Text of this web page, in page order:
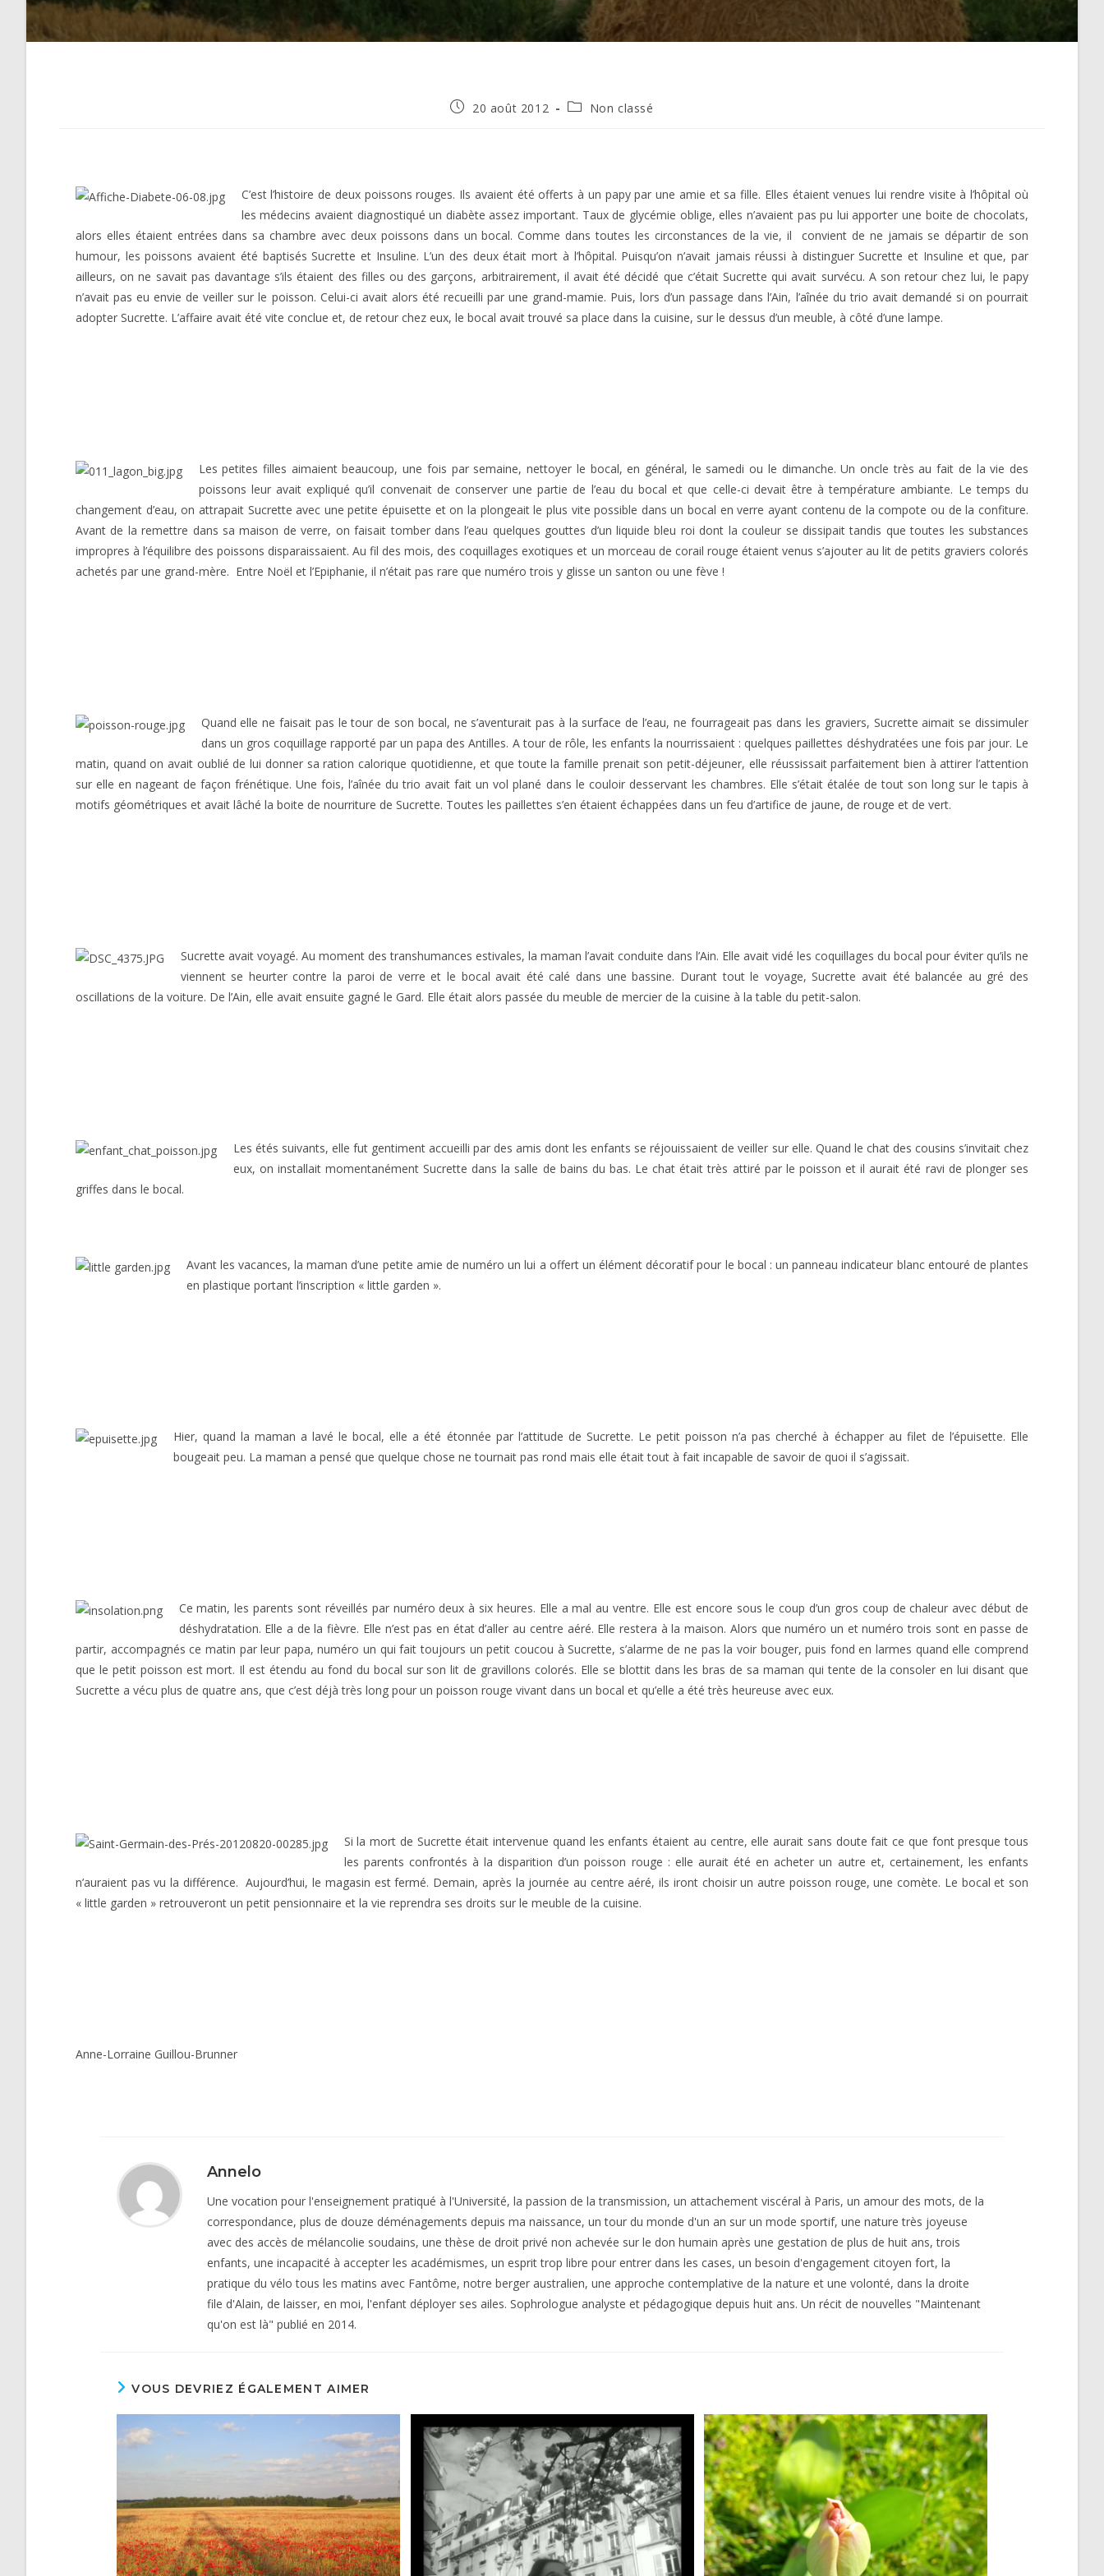
Publication
20 août 2012
PostNon classé
C’est l’histoire de deux poissons rouges. Ils avaient été offerts à un papy par une amie et sa fille. Elles étaient venues lui rendre visite à l’hôpital où
les médecins avaient diagnostiqué un diabète assez important. Taux de glycémie oblige, elles n’avaient pas pu lui apporter une boite de chocolats,
alors elles étaient entrées dans sa chambre avec deux poissons dans un bocal. Comme dans toutes les circonstances de la vie, il
convient de ne jamais se départir de son
humour, les poissons avaient été baptisés Sucrette et Insuline. L’un des deux était mort à l’hôpital. Puisqu’on n’avait jamais réussi à distinguer Sucrette et Insuline et que, par
ailleurs, on ne savait pas davantage s’ils étaient des filles ou des garçons, arbitrairement, il avait été décidé que c’était Sucrette qui avait survécu. A son retour chez lui, le papy
n’avait pas eu envie de veiller sur le poisson. Celui-ci avait alors été recueilli par une grand-mamie. Puis, lors d’un passage dans l’Ain, l’aînée du trio avait demandé si on pourrait
adopter Sucrette. L’affaire avait été vite conclue et, de retour chez eux, le bocal avait trouvé sa place dans la cuisine, sur le dessus d’un meuble, à côté d’une lampe.
Les petites filles aimaient beaucoup, une fois par semaine, nettoyer le bocal, en général, le samedi ou le dimanche. Un oncle très au fait de la vie des
poissons leur avait expliqué qu’il convenait de conserver une partie de l’eau du bocal et que celle-ci devait être à température ambiante. Le temps du
changement d’eau, on attrapait Sucrette avec une petite épuisette et on la plongeait le plus vite possible dans un bocal en verre ayant contenu de la compote ou de la confiture.
Avant de la remettre dans sa maison de verre, on faisait tomber dans l’eau quelques gouttes d’un liquide bleu roi dont la couleur se dissipait tandis que toutes les substances
impropres à l’équilibre des poissons disparaissaient. Au fil des mois, des coquillages exotiques et un morceau de corail rouge étaient venus s’ajouter au lit de petits graviers colorés
achetés par une grand-mère. Entre Noël et l’Epiphanie, il n’était pas rare que numéro trois y glisse un santon ou une fève !
Quand elle ne faisait pas le tour de son bocal, ne s’aventurait pas à la surface de l’eau, ne fourrageait pas dans les graviers, Sucrette aimait se dissimuler
dans un gros coquillage rapporté par un papa des Antilles. A tour de rôle, les enfants la nourrissaient : quelques paillettes déshydratées une fois par jour. Le
matin, quand on avait oublié de lui donner sa ration calorique quotidienne, et que toute la famille prenait son petit-déjeuner, elle réussissait parfaitement bien à attirer l’attention
sur elle en nageant de façon frénétique. Une fois, l’aînée du trio avait fait un vol plané dans le couloir desservant les chambres. Elle s’était étalée de tout son long sur le tapis à
motifs géométriques et avait lâché la boite de nourriture de Sucrette. Toutes les paillettes s’en étaient échappées dans un feu d’artifice de jaune, de rouge et de vert.
Sucrette avait voyagé. Au moment des transhumances estivales, la maman l’avait conduite dans l’Ain. Elle avait vidé les coquillages du bocal pour éviter qu’ils ne
viennent se heurter contre la paroi de verre et le bocal avait été calé dans une bassine. Durant tout le voyage, Sucrette avait été balancée au gré des
oscillations de la voiture. De l’Ain, elle avait ensuite gagné le Gard. Elle était alors passée du meuble de mercier de la cuisine à la table du petit-salon.
Les étés suivants, elle fut gentiment accueilli par des amis dont les enfants se réjouissaient de veiller sur elle. Quand le chat des cousins s’invitait chez
eux, on installait momentanément Sucrette dans la salle de bains du bas. Le chat était très attiré par le poisson et il aurait été ravi de plonger ses
griffes dans le bocal.
Avant les vacances, la maman d’une petite amie de numéro un lui a offert un élément décoratif pour le bocal : un panneau indicateur blanc entouré de plantes
en plastique portant l’inscription « little garden ».
Hier, quand la maman a lavé le bocal, elle a été étonnée par l’attitude de Sucrette. Le petit poisson n’a pas cherché à échapper au filet de l’épuisette. Elle
bougeait peu. La maman a pensé que quelque chose ne tournait pas rond mais elle était tout à fait incapable de savoir de quoi il s’agissait.
Ce matin, les parents sont réveillés par numéro deux à six heures. Elle a mal au ventre. Elle est encore sous le coup d’un gros coup de chaleur avec début de
déshydratation. Elle a de la fièvre. Elle n’est pas en état d’aller au centre aéré. Elle restera à la maison. Alors que numéro un et numéro trois sont en passe de
partir, accompagnés ce matin par leur papa, numéro un qui fait toujours un petit coucou à Sucrette, s’alarme de ne pas la voir bouger, puis fond en larmes quand elle comprend
que le petit poisson est mort. Il est étendu au fond du bocal sur son lit de gravillons colorés. Elle se blottit dans les bras de sa maman qui tente de la consoler en lui disant que
Sucrette a vécu plus de quatre ans, que c’est déjà très long pour un poisson rouge vivant dans un bocal et qu’elle a été très heureuse avec eux.
Si la mort de Sucrette était intervenue quand les enfants étaient au centre, elle aurait sans doute fait ce que font presque tous
les parents confrontés à la disparition d’un poisson rouge : elle aurait été en acheter un autre et, certainement, les enfants
n’auraient pas vu la différence. Aujourd’hui, le magasin est fermé. Demain, après la journée au centre aéré, ils iront choisir un autre poisson rouge, une comète. Le bocal et son
« little garden » retrouveront un petit pensionnaire et la vie reprendra ses droits sur le meuble de la cuisine.
Anne-Lorraine Guillou-Brunner
Annelo
Une vocation pour l'enseignement pratiqué à l'Université, la passion de la transmission, un attachement viscéral à Paris, un amour des mots, de la
correspondance, plus de douze déménagements depuis ma naissance, un tour du monde d'un an sur un mode sportif, une nature très joyeuse
avec des accès de mélancolie soudains, une thèse de droit privé non achevée sur le don humain après une gestation de plus de huit ans, trois
enfants, une incapacité à accepter les académismes, un esprit trop libre pour entrer dans les cases, un besoin d'engagement citoyen fort, la
pratique du vélo tous les matins avec Fantôme, notre berger australien, une approche contemplative de la nature et une volonté, dans la droite
file d'Alain, de laisser, en moi, l'enfant déployer ses ailes. Sophrologue analyste et pédagogique depuis huit ans. Un récit de nouvelles "Maintenant
qu'on est là" publié en 2014.
VOUS DEVRIEZ ÉGALEMENT AIMER